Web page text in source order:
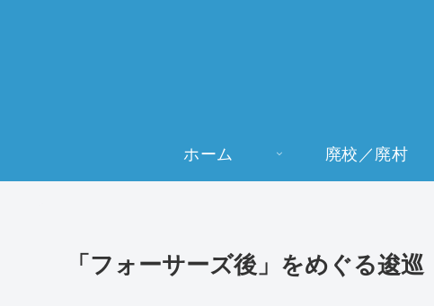
ホーム 廃校／廃村
「フォーサーズ後」をめぐる逡巡